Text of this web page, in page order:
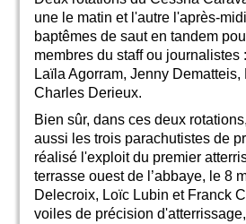
une le matin et l'autre l'après-
baptêmes de saut en tandem
membres du staff ou journalistes
Laïla Agorram, Jenny Dematteis,
Charles Derieux.
Bien sûr, dans ces deux
aussi les trois parachutistes de
réalisé l'exploit du premier
terrasse ouest de l’abbaye, le 8
Delecroix, Loïc Lubin et Franck
voiles de précision